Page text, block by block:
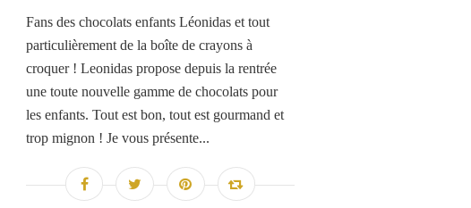
Fans des chocolats enfants Léonidas et tout
particulièrement de la boîte de crayons à
croquer ! Leonidas propose depuis la rentrée
une toute nouvelle gamme de chocolats pour
les enfants. Tout est bon, tout est gourmand et
trop mignon ! Je vous présente...